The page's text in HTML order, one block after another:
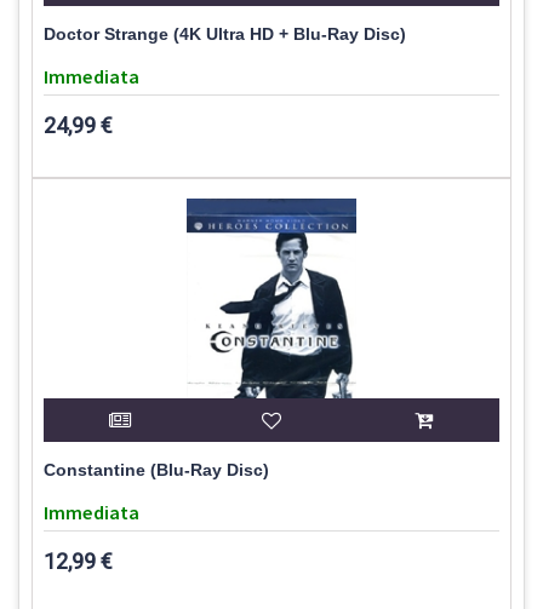
Doctor Strange (4K Ultra HD + Blu-Ray Disc)
Immediata
24,99 €
Constantine (Blu-Ray Disc)
Immediata
12,99 €